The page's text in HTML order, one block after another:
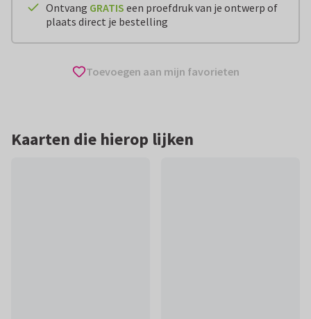
Ontvang GRATIS een proefdruk van je ontwerp of
plaats direct je bestelling
Toevoegen aan mijn favorieten
Kaarten die hierop lijken